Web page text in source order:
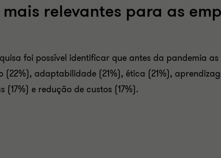
relevantes para as
foi possível identificar que antes da pandemia
adaptabilidade (21%), ética (21%),
e redução de custos (17%).